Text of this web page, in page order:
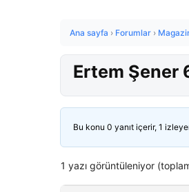
Ana sayfa › Forumlar ›
Ertem Şener
Bu konu 0 yanıt içerir, 1
1 yazı görüntüleniyor